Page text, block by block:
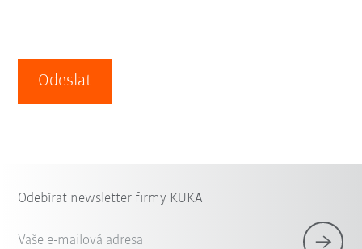
Odeslat
Odebírat newsletter firmy KUKA
Vaše e-mailová adresa